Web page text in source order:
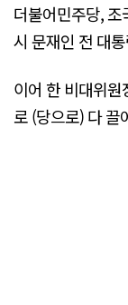
더불어민주당,
시 문재인 전 대
이어 한 비대위
로 (당으로) 다 끌